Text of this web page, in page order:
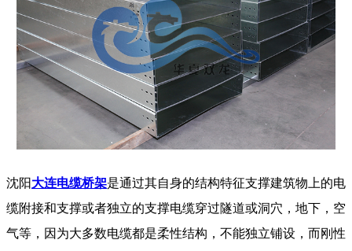
沈阳大连电缆桥架是通过其自身的结构特征支撑建筑物上的电
缆附接和支撑或者独立的支撑电缆穿过隧道或洞穴，地下，空
气等，因为大多数电缆都是柔性结构，不能独立铺设，而刚性